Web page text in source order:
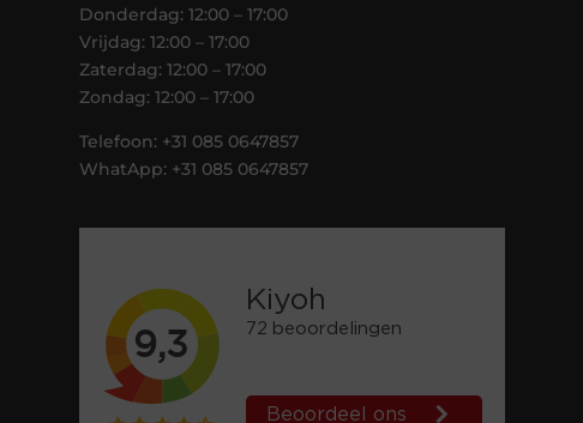
Donderdag: 12:00 – 17:00
Vrijdag: 12:00 – 17:00
Zaterdag: 12:00 – 17:00
Zondag: 12:00 – 17:00
Telefoon: +31 085 0647857
WhatApp: +31 085 0647857